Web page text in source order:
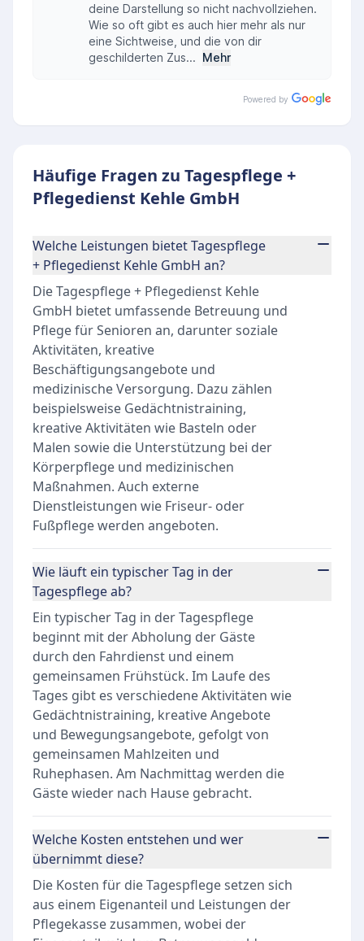
deine Darstellung so nicht nachvollziehen.
Wie so oft gibt es auch hier mehr als nur
eine Sichtweise, und die von dir
geschilderten Zus... Mehr
Powered by
Häufige Fragen zu Tagespflege +
Pflegedienst Kehle GmbH
Welche Leistungen bietet Tagespflege
+ Pflegedienst Kehle GmbH an?
Die Tagespflege + Pflegedienst Kehle
GmbH bietet umfassende Betreuung und
Pflege für Senioren an, darunter soziale
Aktivitäten, kreative
Beschäftigungsangebote und
medizinische Versorgung. Dazu zählen
beispielsweise Gedächtnistraining,
kreative Aktivitäten wie Basteln oder
Malen sowie die Unterstützung bei der
Körperpflege und medizinischen
Maßnahmen. Auch externe
Dienstleistungen wie Friseur- oder
Fußpflege werden angeboten.
Wie läuft ein typischer Tag in der
Tagespflege ab?
Ein typischer Tag in der Tagespflege
beginnt mit der Abholung der Gäste
durch den Fahrdienst und einem
gemeinsamen Frühstück. Im Laufe des
Tages gibt es verschiedene Aktivitäten wie
Gedächtnistraining, kreative Angebote
und Bewegungsangebote, gefolgt von
gemeinsamen Mahlzeiten und
Ruhephasen. Am Nachmittag werden die
Gäste wieder nach Hause gebracht.
Welche Kosten entstehen und wer
übernimmt diese?
Die Kosten für die Tagespflege setzen sich
aus einem Eigenanteil und Leistungen der
Pflegekasse zusammen, wobei der